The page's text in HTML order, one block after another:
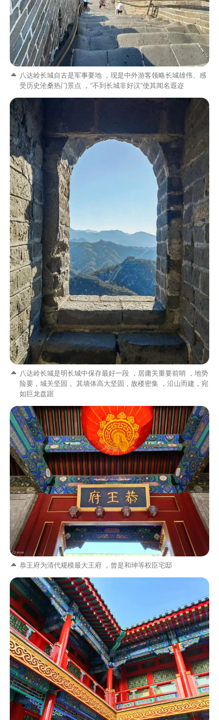
八达岭长城自古是军事要地 ，现是中外游客领略长城雄伟、感
受历史沧桑热门景点 ，“不到长城非好汉”使其闻名遐迩
八达岭长城是明长城中保存最好一段 ，居庸关重要前哨 ，地势
险要，城关坚固 。其墙体高大坚固，敌楼密集 ，沿山而建，宛
如巨龙盘踞
恭王府为清代规模最大王府 ，曾是和珅等权臣宅邸